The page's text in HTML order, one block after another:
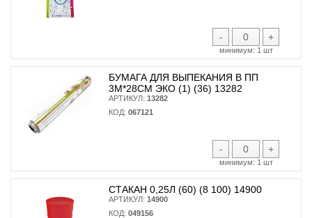
- +
минимум: 1 шт
БУМАГА ДЛЯ ВЫПЕКАНИЯ В ПП
3М*28СМ ЭКО (1) (36) 13282
АРТИКУЛ: 13282
КОД: 067121
- +
минимум: 1 шт
СТАКАН 0,25Л (60) (8 100) 14900
АРТИКУЛ: 14900
КОД: 049156